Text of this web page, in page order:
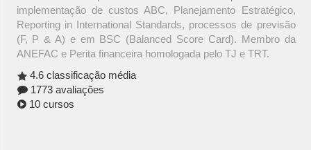
implementação de custos ABC, Planejamento Estratégico,
Reporting in International Standards, processos de previsão
(F, P & A) e em BSC (Balanced Score Card). Membro da
ANEFAC e Perita financeira homologada pelo TJ e TRT.
4.6 classificação média
1773 avaliações
10 cursos